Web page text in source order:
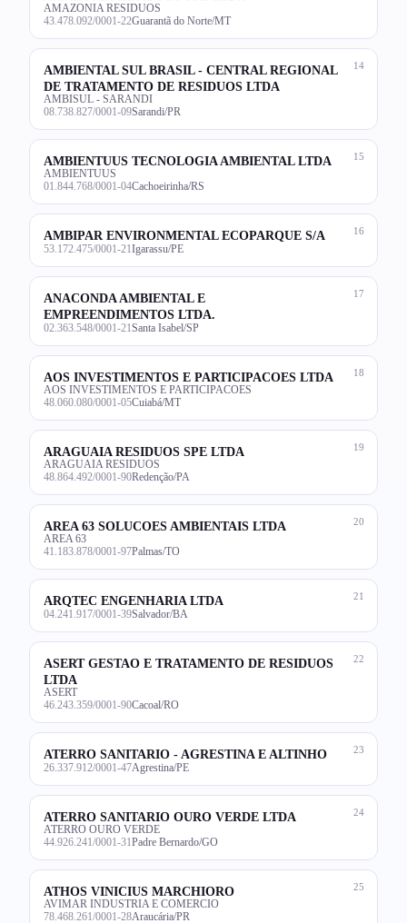
AMAZONIA RESIDUOS
43.478.092/0001-22Guarantã do Norte/MT
14
AMBIENTAL SUL BRASIL - CENTRAL REGIONAL
DE TRATAMENTO DE RESIDUOS LTDA
AMBISUL - SARANDI
08.738.827/0001-09Sarandi/PR
15
AMBIENTUUS TECNOLOGIA AMBIENTAL LTDA
AMBIENTUUS
01.844.768/0001-04Cachoeirinha/RS
16
AMBIPAR ENVIRONMENTAL ECOPARQUE S/A
53.172.475/0001-21 Igarassu/PE
17
ANACONDA AMBIENTAL E
EMPREENDIMENTOS LTDA.
02.363.548/0001-21 Santa Isabel/SP
18
AOS INVESTIMENTOS E PARTICIPACOES LTDA
AOS INVESTIMENTOS E PARTICIPACOES
48.060.080/0001-05Cuiabá/MT
19
ARAGUAIA RESIDUOS SPE LTDA
ARAGUAIA RESIDUOS
48.864.492/0001-90Redenção/PA
20
AREA 63 SOLUCOES AMBIENTAIS LTDA
AREA 63
41.183.878/0001-97Palmas/TO
21
ARQTEC ENGENHARIA LTDA
04.241.917/0001-39Salvador/BA
22
ASERT GESTAO E TRATAMENTO DE RESIDUOS
LTDA
ASERT
46.243.359/0001-90Cacoal/RO
23
ATERRO SANITARIO - AGRESTINA E ALTINHO
26.337.912/0001-47Agrestina/PE
24
ATERRO SANITARIO OURO VERDE LTDA
ATERRO OURO VERDE
44.926.241/0001-31 Padre Bernardo/GO
25
ATHOS VINICIUS MARCHIORO
AVIMAR INDUSTRIA E COMERCIO
78.468.261/0001-28Araucária/PR